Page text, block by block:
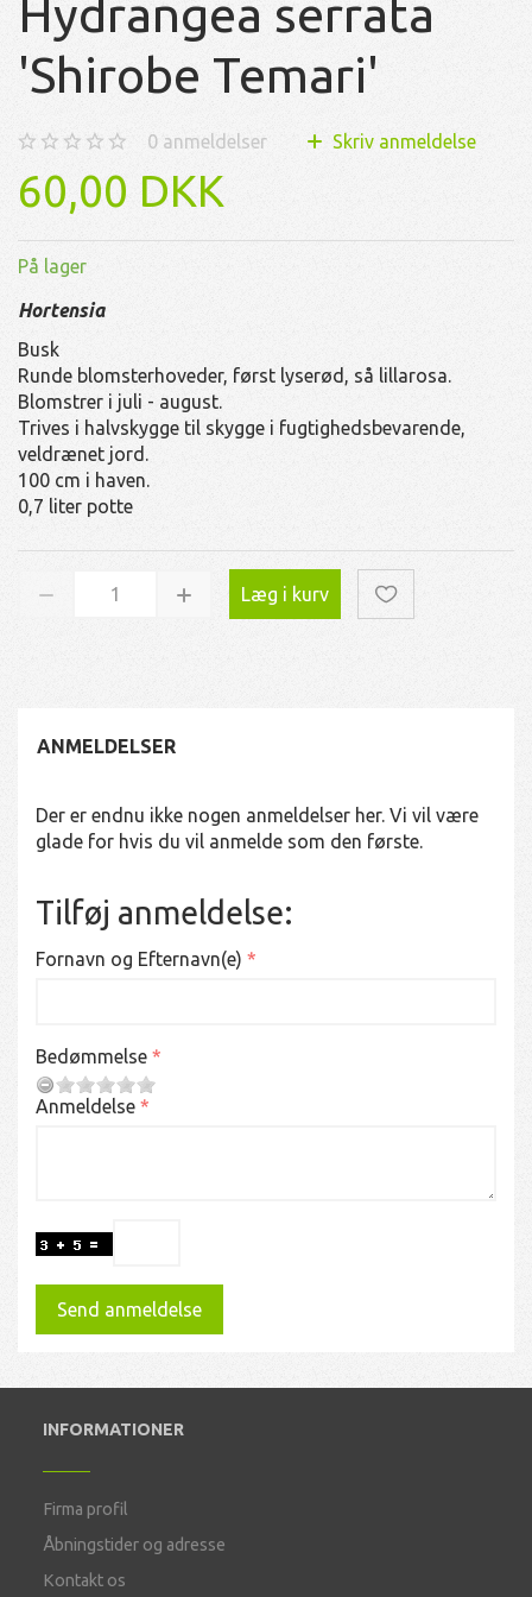
Hydrangea serrata
'Shirobe Temari'
0 anmeldelser Skriv anmeldelse
60,00 DKK
På lager
Hortensia
Busk
Runde blomsterhoveder, først lyserød, så lillarosa.
Blomstrer i juli - august.
Trives i halvskygge til skygge i fugtighedsbevarende,
veldrænet jord.
100 cm i haven.
0,7 liter potte
Læg i kurv
ANMELDELSER
Der er endnu ikke nogen anmeldelser her. Vi vil være
glade for hvis du vil anmelde som den første.
Tilføj anmeldelse:
Fornavn og Efternavn(e)
Bedømmelse
Anmeldelse
Send anmeldelse
INFORMATIONER
Firma profil
Åbningstider og adresse
Kontakt os